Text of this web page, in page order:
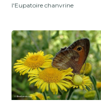
l'Eupatoire chanvrine